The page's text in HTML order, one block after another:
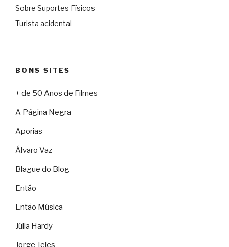
Sobre Suportes Físicos
Turista acidental
BONS SITES
+ de 50 Anos de Filmes
A Página Negra
Aporias
Álvaro Vaz
Blague do Blog
Então
Então Música
Júlia Hardy
Jorge Teles